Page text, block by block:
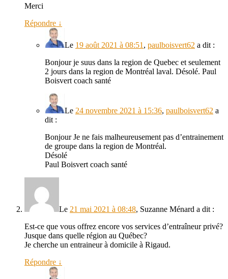
Merci
Répondre ↓
Le 19 août 2021 à 08:51 , paulboisvert62 a dit :
Bonjour je suus dans la region de Quebec et seulement
2 jours dans la region de Montréal laval. Désolé. Paul
Boisvert coach santé
Le 24 novembre 2021 à 15:36, paulboisvert62 a
dit :
Bonjour Je ne fais malheureusement pas d’entrainement
de groupe dans la region de Montréal.
Désolé
Paul Boisvert coach santé
Le 21 mai 2021 à 08:48, Suzanne Ménard a dit :
Est-ce que vous offrez encore vos services d’entraîneur privé?
Jusque dans quelle région au Québec?
Je cherche un entraineur à domicile à Rigaud.
Répondre ↓